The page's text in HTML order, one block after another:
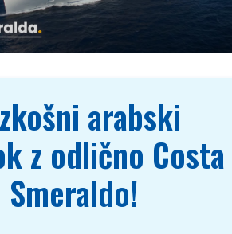
arabski
z odlično Costa
Smeraldo!